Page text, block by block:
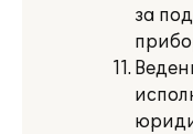
за